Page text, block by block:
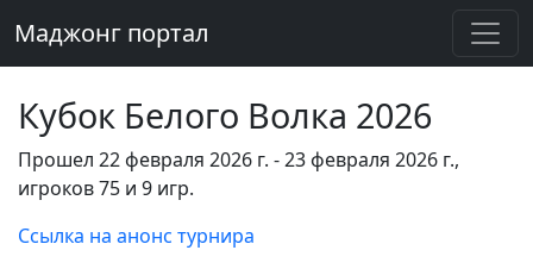
Маджонг портал
Кубок Белого Волка 2026
Прошел 22 февраля 2026 г. - 23 февраля 2026 г.,
игроков 75 и 9 игр.
Ссылка на анонс турнира